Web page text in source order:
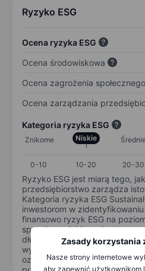
Zasady korzystania
Nasze strony internetowe
aby zapewnić użytkownikom
Ryzyko ESG
Ocena ryzyka ESG
Ocena środowiskowa
Ocena zagrożenia społecznego
Ocena zarządzania
Kategoria ryzyka ESG
Znikome Niskie
0-10
10-20 20-30
Ryzyko ESG jest miarą tego,
przedsiębiorstwo zarządza
Kategoria ryzyka ESG
inwestorom w
finansowo ryzyk ESG na
sposobu, w jaki ryzyka te
długoterminowe wyniki
wynosi od 0 do 100. Im
oznacza brak ryzyka, a 100